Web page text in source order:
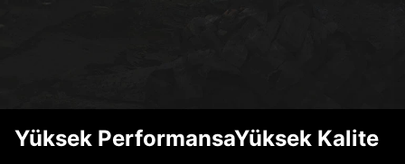
Yüksek PerformansaYüksek Kalite